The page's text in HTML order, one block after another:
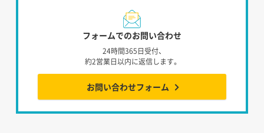
フォームでのお問い合わせ
24時間365日受付、
約2営業日以内に返信します。
お問い合わせフォーム